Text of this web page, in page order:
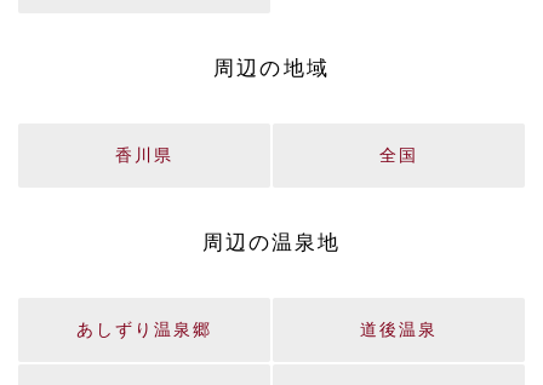
周辺の地域
全国
香川県
周辺の温泉地
道後温泉
あしずり温泉郷